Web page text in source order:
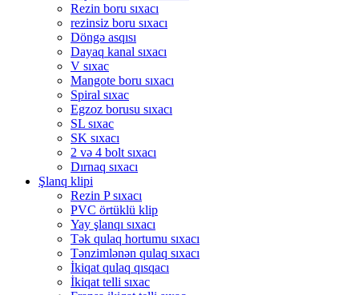
Rezin boru sıxacı
rezinsiz boru sıxacı
Döngə asqısı
Dayaq kanal sıxacı
V sıxac
Mangote boru sıxacı
Spiral sıxac
Egzoz borusu sıxacı
SL sıxac
SK sıxacı
2 və 4 bolt sıxacı
Dırnaq sıxacı
Şlanq klipi
Rezin P sıxacı
PVC örtüklü klip
Yay şlanqı sıxacı
Tək qulaq hortumu sıxacı
Tənzimlənən qulaq sıxacı
İkiqat qulaq qısqacı
İkiqat telli sıxac